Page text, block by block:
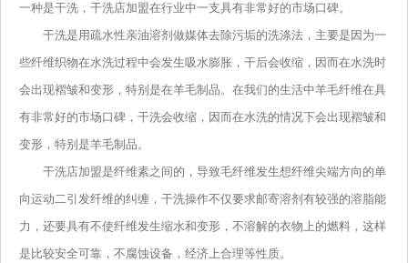
一种是干洗，干洗店加盟在行业中一支具有非常好的市场口碑。
干洗是用疏水性亲油溶剂做媒体去除污垢的洗涤法，主要是因为一
些纤维织物在水洗过程中会发生吸水膨胀，干后会收缩，因而在水洗时
会出现褶皱和变形，特别是在羊毛制品。在我们的生活中羊毛纤维在具
有非常好的市场口碑，干洗会收缩，因而在水洗的情况下会出现褶皱和
变形，特别是羊毛制品。
干洗店加盟是纤维素之间的，导致毛纤维发生想纤维尖端方向的单
向运动二引发纤维的纠缠，干洗操作不仅要求邮寄溶剂有较强的溶脂能
力，还要具有不使纤维发生缩水和变形，不溶解的衣物上的燃料，这样
是比较安全可靠，不腐蚀设备，经济上合理等性质。